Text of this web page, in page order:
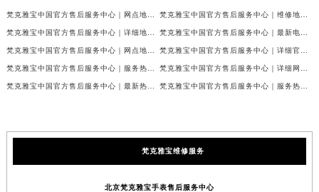
梵克雅宝维修服务
北京梵克雅宝手表售后服务中心